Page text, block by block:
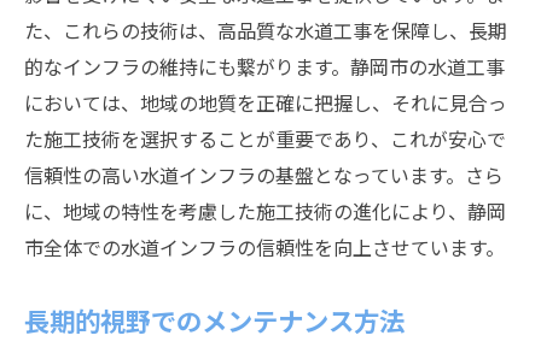
た、これらの技術は、高品質な水道工事を保障し、長期
的なインフラの維持にも繋がります。静岡市の水道工事
においては、地域の地質を正確に把握し、それに見合っ
た施工技術を選択することが重要であり、これが安心で
信頼性の高い水道インフラの基盤となっています。さら
に、地域の特性を考慮した施工技術の進化により、静岡
市全体での水道インフラの信頼性を向上させています。
長期的視野でのメンテナンス方法